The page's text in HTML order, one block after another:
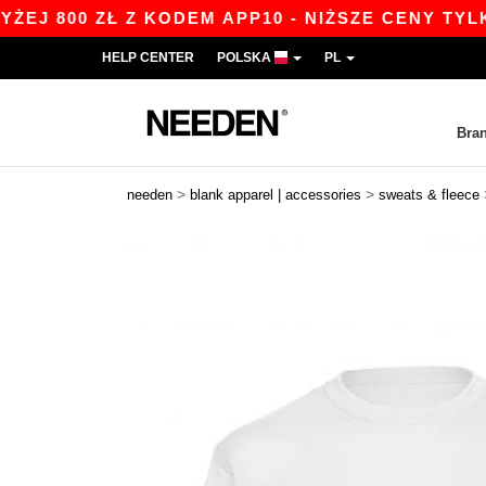
ZŁ Z KODEM APP10 - NIŻSZE CENY TYLKO W
HELP CENTER POLSKA PL
needen > blank apparel | accessories > sweats & fleece